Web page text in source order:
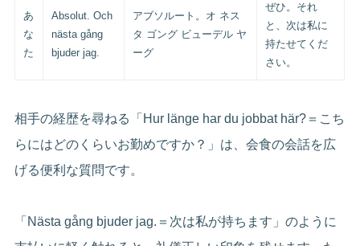
あ
な
た
Absolut. Och
nästa gång
bjuder jag.
アブソルート。オ ネス
タ ゴング ビューデル ヤ
ーグ
ぜひ。それ
と、次は私に
持たせてくだ
さい。
相手の経歴を尋ねる「Hur länge har du jobbat här?＝こち
らにはどのくらいお勤めですか？」は、会食の会話を広
げる便利な質問です。
「Nästa gång bjuder jag.＝次は私が持ちます」のように